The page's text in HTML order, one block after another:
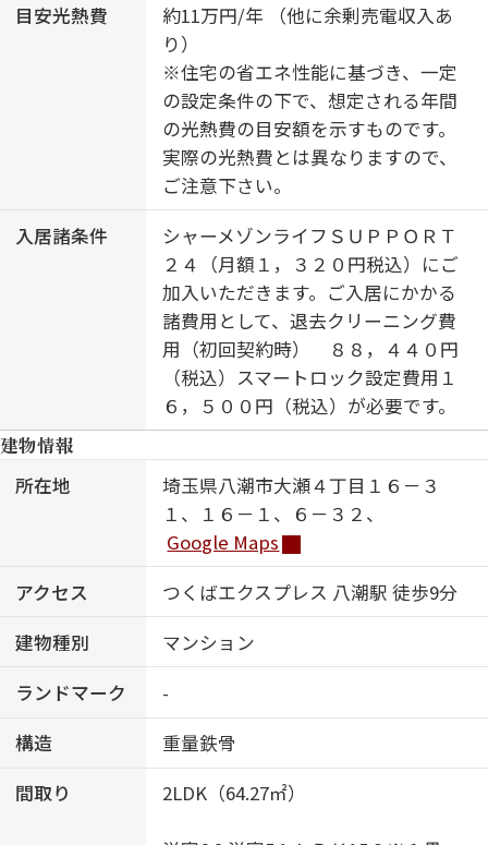
目安光熱費
約11万円/年 （他に余剰売電収入あ
り）
※住宅の省エネ性能に基づき、一定
の設定条件の下で、想定される年間
の光熱費の目安額を示すものです。
実際の光熱費とは異なりますので、
ご注意下さい。
入居諸条件
シャーメゾンライフＳＵＰＰＯＲＴ
２４（月額１，３２０円税込）にご
加入いただきます。ご入居にかかる
諸費用として、退去クリーニング費
用（初回契約時） ８８，４４０円
（税込）スマートロック設定費用１
６，５００円（税込）が必要です。
建物情報
所在地
埼玉県八潮市大瀬４丁目１６－３
１、１６－１、６－３２、
Google Maps
アクセス
つくばエクスプレス 八潮駅 徒歩9分
建物種別
マンション
ランドマーク
-
構造
重量鉄骨
間取り
2LDK（64.27㎡）